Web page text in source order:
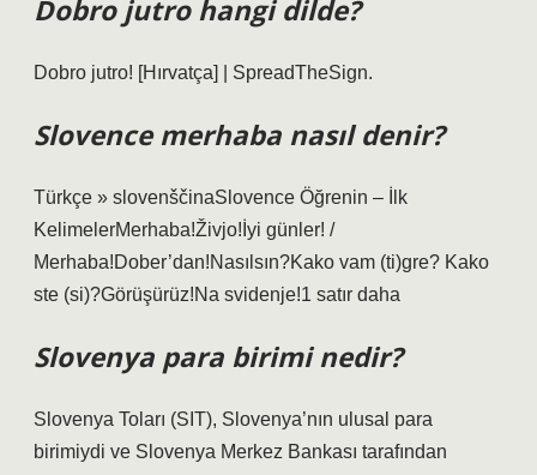
Dobro jutro hangi dilde?
Dobro jutro! [Hırvatça] | SpreadTheSign.
Slovence merhaba nasıl denir?
Türkçe » slovenščinaSlovence Öğrenin – İlk
KelimelerMerhaba!Živjo!İyi günler! /
Merhaba!Dober’dan!Nasılsın?Kako vam (ti)gre? Kako
ste (si)?Görüşürüz!Na svidenje!1 satır daha
Slovenya para birimi nedir?
Slovenya Toları (SIT), Slovenya’nın ulusal para
birimiydi ve Slovenya Merkez Bankası tarafından